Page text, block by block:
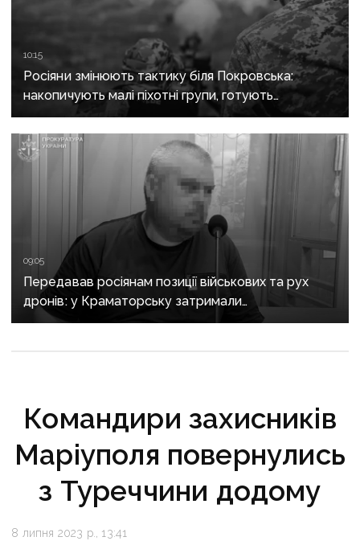
10:15
Росіяни змінюють тактику біля Покровська:
накопичують малі піхотні групи, готують
бронештурми та намагаються перерізати
логістику
09:05
Передавав росіянам позиції військових та рух
дронів: у Краматорську затримали
адміністратора Telegram-каналу
Командири захисників
Маріуполя повернулись
з Туреччини додому
8 липня 2023 р., 13:41